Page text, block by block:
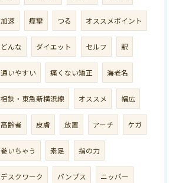
加速 痙攣 つる オススメポイント
どんな ダイエット セルフ 駅
通いやすい 痛くない矯正 海老名
相鉄・東急新横浜線 オススメ 幅広
高齢者 皮膚 放置 アーチ ケガ
巻いちゃう 素足 指の力
デスクワーク パンプス ニッパー